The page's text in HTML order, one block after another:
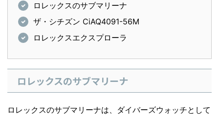
ロレックスのサブマリーナ
ザ・シチズン CiAQ4091-56M
ロレックスエクスプローラ
ロレックスのサブマリーナ
ロレックスのサブマリーナは、ダイバーズウォッチとして